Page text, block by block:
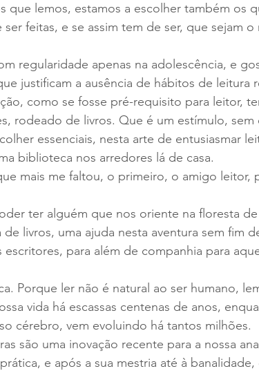
que lemos, estamos a escolher também os
ser feitas, e se assim tem de ser, que sejam o
regularidade apenas na adolescência, e
justificam a ausência de hábitos de leitura
como se fosse pré-requisito para leitor,
rodeado de livros. Que é um estímulo, sem
essenciais, nesta arte de entusiasmar
biblioteca nos arredores lá de casa.
mais me faltou, o primeiro, o amigo leitor,
ter alguém que nos oriente na floresta
livros, uma ajuda nesta aventura sem fim
escritores, para além de companhia para
Porque ler não é natural ao ser humano,
vida há escassas centenas de anos,
cérebro, vem evoluindo há tantos milhões.
são uma inovação recente para a nossa
e após a sua mestria até à